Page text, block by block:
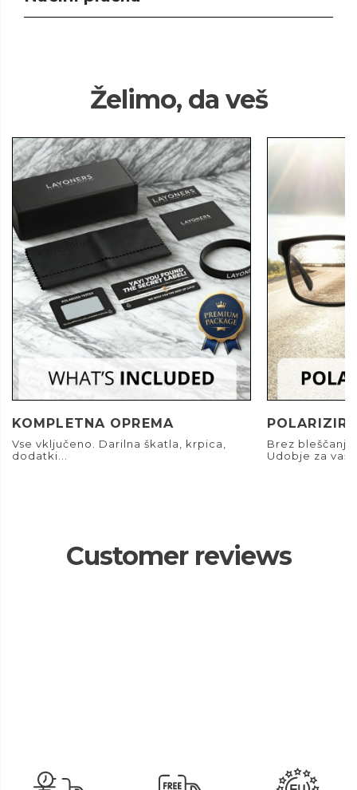
Želimo, da veš
KOMPLETNA OPREMA
Vse vključeno. Darilna škatla, krpica,
dodatki...
Brez
Udobje za
Customer reviews